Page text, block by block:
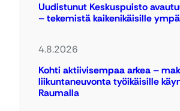
Uudistunut Keskuspuisto
– tekemistä kaikenikäisille
4.8.2026
Kohti aktiivisempaa arkea –
liikuntaneuvonta työikäisille
Raumalla